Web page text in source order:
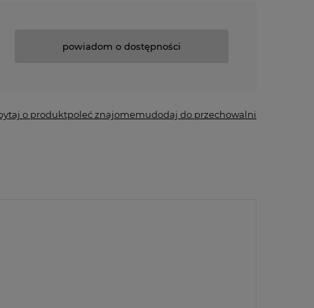
powiadom o dostępności
o produktpoleć znajomemudodaj do przechowalni